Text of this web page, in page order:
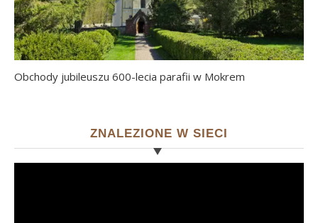
Obchody jubileuszu 600-lecia parafii w Mokrem
ZNALEZIONE W SIECI